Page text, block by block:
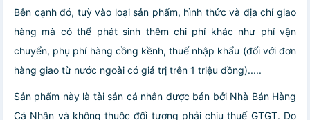
Bên cạnh đó, tuỳ vào loại sản phẩm, hình thức và địa chỉ giao
hàng mà có thể phát sinh thêm chi phí khác như phí vận
chuyển, phụ phí hàng cồng kềnh, thuế nhập khẩu (đối với đơn
hàng giao từ nước ngoài có giá trị trên 1 triệu đồng).....
Sản phẩm này là tài sản cá nhân được bán bởi Nhà Bán Hàng
Cá Nhân và không thuộc đối tượng phải chịu thuế GTGT. Do